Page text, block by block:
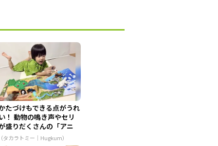
たづけもできる点がうれ
！ 動物の鳴き声やセリ
盛りだくさんの「アニ
...
タカラトミー｜Hugkum）